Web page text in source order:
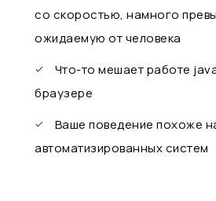
со скоростью, намного
ожидаемую от человека
Что-то мешает работе
браузере
Ваше поведение похоже
автоматизированных систем